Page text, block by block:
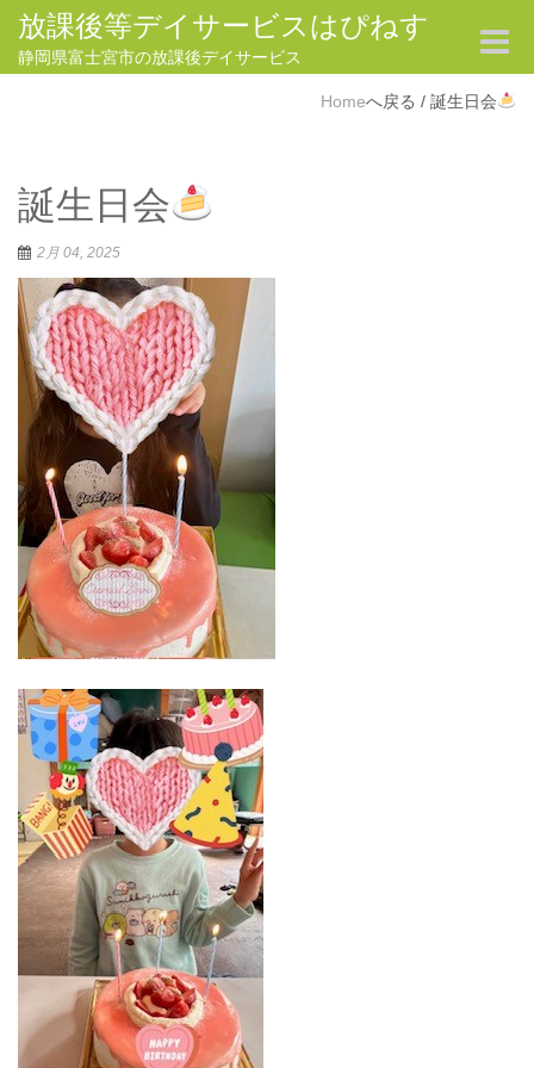
放課後等デイサービスはぴねす
静岡県富士宮市の放課後デイサービス
Toggle
Home / 誕生日会
誕生日会
2月 04, 2025